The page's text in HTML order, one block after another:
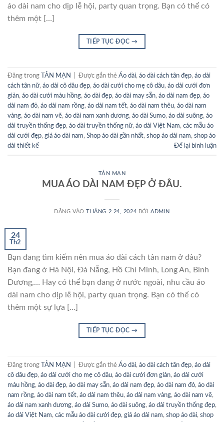
áo dài nam cho dịp lễ hội, party quan trọng. Bạn có thể có
thêm một […]
TIẾP TỤC ĐỌC →
Đăng trong TẢN MẠN Được gắn thẻ Áo dài, áo dài cách tân đẹp, áo dài
cách tân nữ, áo dài cô dâu đẹp, áo dài cưới cho mẹ cô dâu, áo dài cưới đơn
giản, áo dài cưới màu hồng, áo dài đẹp, áo dài may sẵn, áo dài nam đẹp, áo
dài nam đỏ, áo dài nam rồng, áo dài nam tết, áo dài nam thêu, áo dài nam
vàng, áo dài nam vẽ, áo dài nam xanh dương, áo dài Sumo, áo dài suông, áo
dài truyền thống đẹp, áo dài truyền thống nữ, áo dài Việt Nam, các mẫu áo
dài cưới đẹp, giá áo dài nam, Shop áo dài gần nhất, shop áo dài nam, shop áo
dài thiết kế
Để lại bình luận
TẢN MẠN
MUA ÁO DÀI NAM ĐẸP Ở ĐÂU.
ĐĂNG VÀOTHÁNG 2 24, 2024 BỞI ADMIN
24
Th2
Bạn đang tìm kiếm nên mua áo dài cách tân nam ở đâu?
Bạn đang ở Hà Nội, Đà Nẵng, Hồ Chí Minh, Long An, Bình
Dương,… Hay có thể bạn đang ở nước ngoài, nhu cầu áo
dài nam cho dịp lễ hội, party quan trọng. Bạn có thể có
thêm một sự lựa […]
TIẾP TỤC ĐỌC →
Đăng trong TẢN MẠN Được gắn thẻ Áo dài, áo dài cách tân đẹp, áo dài
cô dâu đẹp, áo dài cưới cho mẹ cô dâu, áo dài cưới đơn giản, áo dài cưới
màu hồng, áo dài đẹp, áo dài may sẵn, áo dài nam đẹp, áo dài nam đỏ, áo dài
nam rồng, áo dài nam tết, áo dài nam thêu, áo dài nam vàng, áo dài nam vẽ,
áo dài nam xanh dương, áo dài Sumo, áo dài suông, áo dài truyền thống đẹp,
áo dài Việt Nam, các mẫu áo dài cưới đẹp, giá áo dài nam, shop áo dài, shop